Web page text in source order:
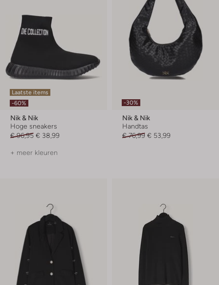
Laatste items
-60%
Nik & Nik
Hoge sneakers
€ 96,95 € 38,99
+ meer kleuren
-30%
Nik & Nik
Handtas
€ 76,99 € 53,99